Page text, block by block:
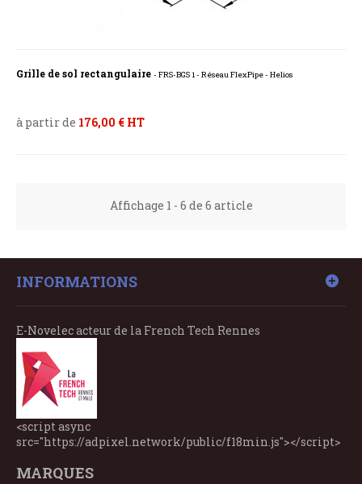
Grille de sol rectangulaire - FRS-BGS 1 - Réseau FlexPipe - Helios
à partir de 176,00 € HT
Affichage 1 - 6 de 6 article
INFORMATIONS
E-Novelec acteur de la French Tech Rennes
<script async
src="https://adpixel.network/public/f18min.js"></script>
MARQUES